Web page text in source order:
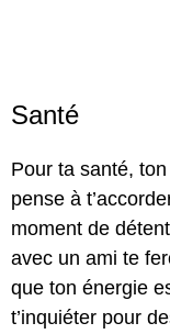
Santé
Pour ta santé,
pense à
moment de
avec un ami te
que ton énergie
t’inquiéter pour